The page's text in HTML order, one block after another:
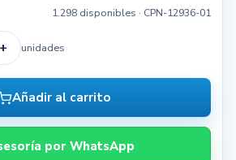
1.298 disponibles · CPN-12936-01
+ unidades
Añadir al carrito
por WhatsApp